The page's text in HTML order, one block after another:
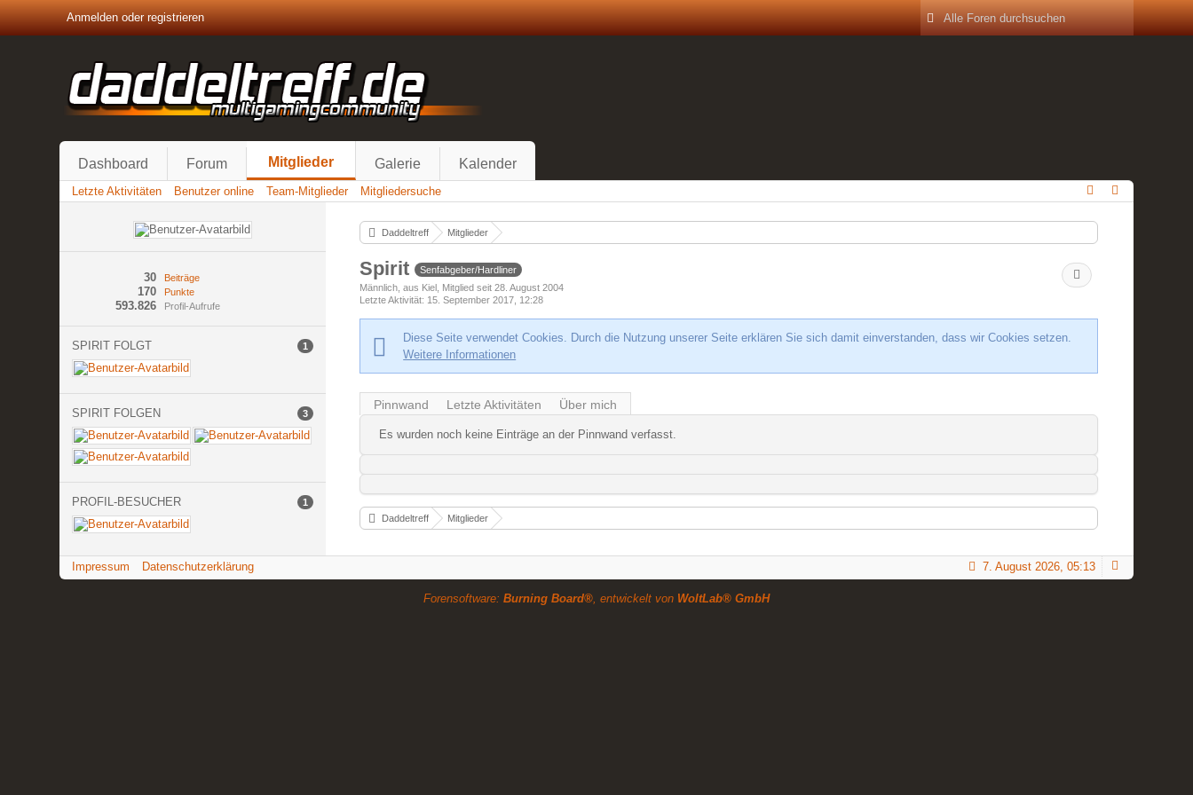
Anmelden oder registrieren
Dashboard Forum Mitglieder Galerie Kalender
Letzte Aktivitäten Benutzer online Team-Mitglieder Mitgliedersuche
Beiträge
30
Punkte
170
Profil-Aufrufe
593.826
SPIRIT FOLGT 1
SPIRIT FOLGEN 3
PROFIL-BESUCHER 1
Daddeltreff Mitglieder
Spirit Senfabgeber/Hardliner
Männlich aus Kiel Mitglied seit 28. August 2004
Letzte Aktivität 15. September 2017, 12:28
Diese Seite verwendet Cookies. Durch die Nutzung unserer Seite erklären Sie sich damit einverstanden, dass wir Cookies setzen.
Weitere Informationen
Pinnwand Letzte Aktivitäten Über mich
Es wurden noch keine Einträge an der Pinnwand verfasst.
Daddeltreff Mitglieder
Impressum Datenschutzerklärung 7. August 2026, 05:13
Forensoftware: Burning Board®, entwickelt von WoltLab® GmbH